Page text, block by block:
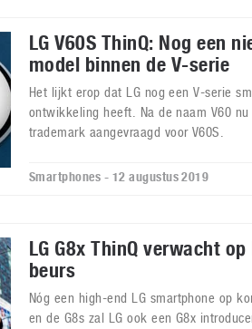
LG V60S ThinQ: Nog een
model binnen de V-serie
Het lijkt erop dat LG nog een V-serie
ontwikkeling heeft. Na de naam V60 nu
trademark aangevraagd voor V60S.
Smartphones - 12 augustus 2019
LG G8x ThinQ verwacht op
beurs
Nóg een high-end LG smartphone op
en de G8s zal LG ook een G8x